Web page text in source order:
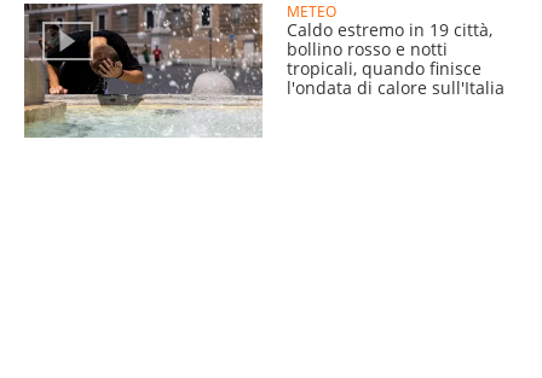
METEO
Caldo estremo in 19 città,
bollino rosso e notti
tropicali, quando finisce
l'ondata di calore sull'Italia